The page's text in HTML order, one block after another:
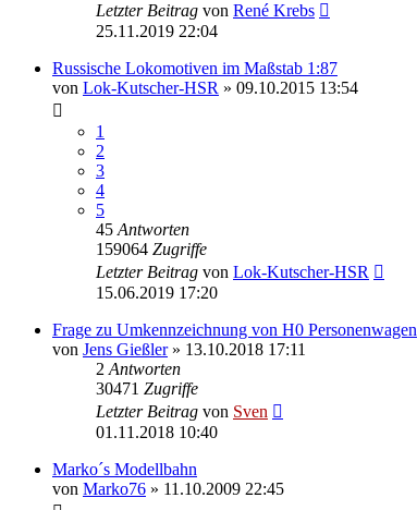
Letzter Beitrag von René Krebs
25.11.2019 22:04
Russische Lokomotiven im Maßstab 1:87
von Lok-Kutscher-HSR » 09.10.2015 13:54
1
2
3
4
5
45 Antworten
159064 Zugriffe
Letzter Beitrag von Lok-Kutscher-HSR
15.06.2019 17:20
Frage zu Umkennzeichnung von H0 Personenwagen
von Jens Gießler» 13.10.2018 17:11
2 Antworten
30471 Zugriffe
Letzter Beitrag von Sven
01.11.2018 10:40
Marko´s Modellbahn
von Marko76 » 11.10.2009 22:45